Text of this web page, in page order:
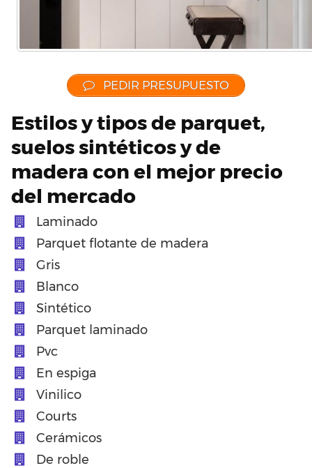
PEDIR PRESUPUESTO
Estilos y tipos de parquet,
suelos sintéticos y de
madera con el mejor precio
del mercado
Laminado
Parquet flotante de madera
Gris
Blanco
Sintético
Parquet laminado
Pvc
En espiga
Vinilico
Courts
Cerámicos
De roble